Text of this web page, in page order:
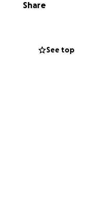
van kleiner
de kanker terug,
Share
See top